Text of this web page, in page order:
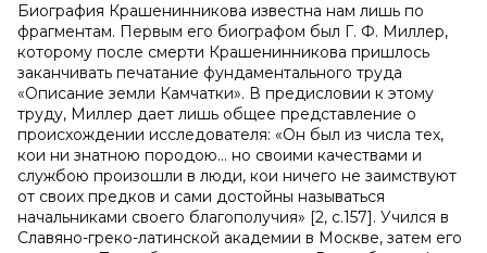
Биография Крашенинникова известна нам лишь по
фрагментам. Первым его биографом был Г. Ф. Миллер,
которому после смерти Крашенинникова пришлось
заканчивать печатание фундаментального труда
«Описание земли Камчатки». В предисловии к этому
труду, Миллер дает лишь общее представление о
происхождении исследователя: «Он был из числа тех,
кои ни знатною породою… но своими качествами и
службою произошли в люди, кои ничего не заимствуют
от своих предков и сами достойны называться
начальниками своего благополучия» [2, с.157]. Учился в
Славяно-греко-латинской академии в Москве, затем его